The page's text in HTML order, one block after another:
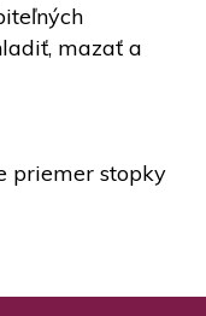
mazať a
priemer stopky